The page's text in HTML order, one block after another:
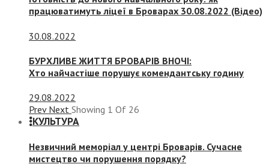
працюватимуть ліцеї в Броварах 30.08.2022 (Відео)
30.08.2022
БУРХЛИВЕ ЖИТТЯ БРОВАРІВ ВНОЧІ:
Хто найчастіше порушує комендантську годину
29.08.2022
Prev Next Showing 1 Of 26
КУЛЬТУРА
Незвичний меморіал у центрі Броварів. Сучасне
мистецтво чи порушення порядку?